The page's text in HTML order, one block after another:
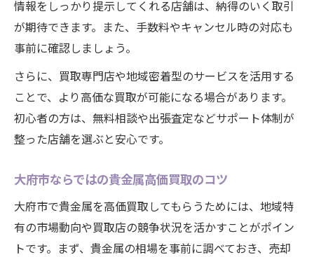
情報をしっかり提示してくれる店舗は、納得のいく取引
が期待できます。また、手数料やキャンセル時の対応も
事前に確認しましょう。
さらに、買取専門店や地域密着型のサービスを活用する
ことで、より高価な買取が可能になる場合があります。
初心者の方は、無料相談や出張査定などサポート体制が
整った店舗を選ぶと安心です。
大府市ならではの貴金属高価買取のコツ
大府市で貴金属を高価買取してもらうためには、地域特
有の市場動向や買取店の競争状況を活かすことがポイン
トです。まず、貴金属の相場を事前に調べておき、売却